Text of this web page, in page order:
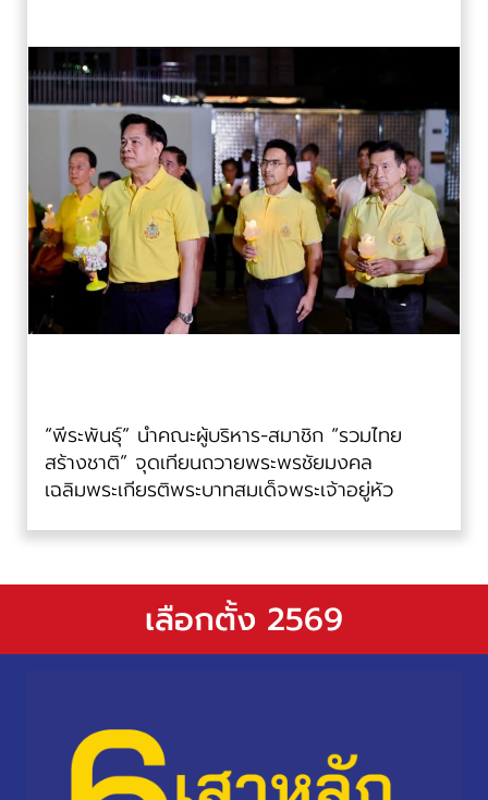
“พีระพันธุ์” นำคณะผู้บริหาร-สมาชิก “รวมไทย
สร้างชาติ” จุดเทียนถวายพระพรชัยมงคล
เฉลิมพระเกียรติพระบาทสมเด็จพระเจ้าอยู่หัว
เลือกตั้ง 2569